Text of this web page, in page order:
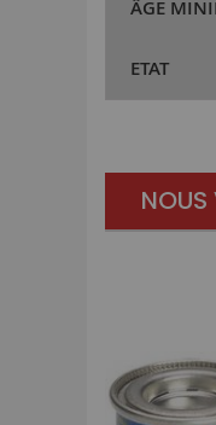
ÂGE
ETAT
NOUS